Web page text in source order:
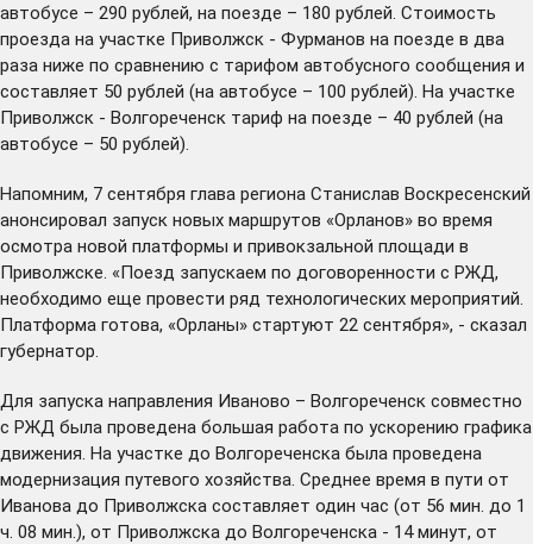
автобусе – 290 рублей, на поезде – 180 рублей. Стоимость
проезда на участке Приволжск - Фурманов на поезде в два
раза ниже по сравнению с тарифом автобусного сообщения и
составляет 50 рублей (на автобусе – 100 рублей). На участке
Приволжск - Волгореченск тариф на поезде – 40 рублей (на
автобусе – 50 рублей).
Напомним, 7 сентября глава региона Станислав Воскресенский
анонсировал запуск новых маршрутов «Орланов» во время
осмотра новой платформы и привокзальной площади в
Приволжске. «Поезд запускаем по договоренности с РЖД,
необходимо еще провести ряд технологических мероприятий.
Платформа готова, «Орланы» стартуют 22 сентября», - сказал
губернатор.
Для запуска направления Иваново – Волгореченск совместно
с РЖД была проведена большая работа по ускорению графика
движения. На участке до Волгореченска была проведена
модернизация путевого хозяйства. Среднее время в пути от
Иванова до Приволжска составляет один час (от 56 мин. до 1
ч. 08 мин.), от Приволжска до Волгореченска - 14 минут, от